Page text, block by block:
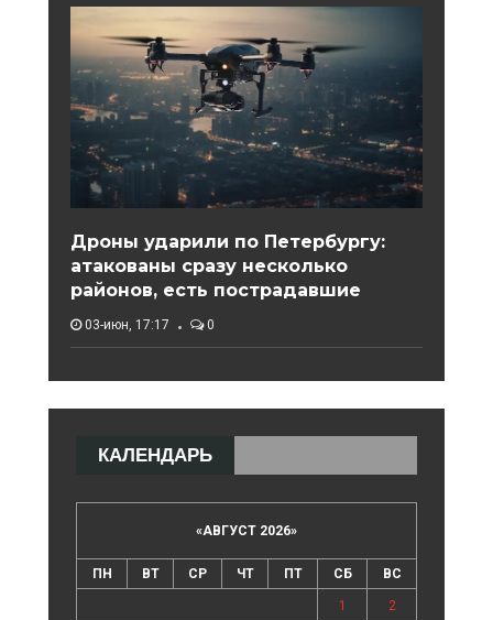
Дроны ударили по Петербургу:
атакованы сразу несколько
районов, есть пострадавшие
03-июн, 17:17 0
КАЛЕНДАРЬ
«АВГУСТ 2026»
ПН ВТ СР ЧТ ПТ СБ ВС
1 2